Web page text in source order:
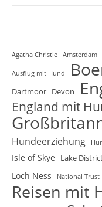
Agatha Christie Amsterdam
Ausflug mit Hund
Dartmoor Devon
England mit
Hundeerziehung
Isle of Skye Lake
Loch Ness National Trust
Reisen mit